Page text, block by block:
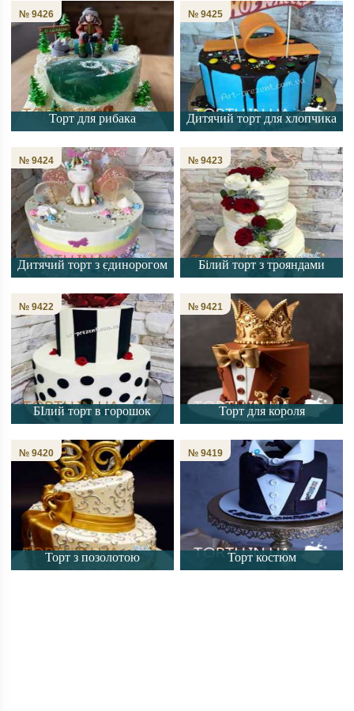
Торт для рибака
№ 9426
Дитячий торт для хлопчика
№ 9425
Дитячий торт з єдинорогом
№ 9424
Білий торт з трояндами
№ 9423
БІлий торт в горошок
№ 9422
Торт для короля
№ 9421
Торт з позолотою
№ 9420
Торт костюм
№ 9419